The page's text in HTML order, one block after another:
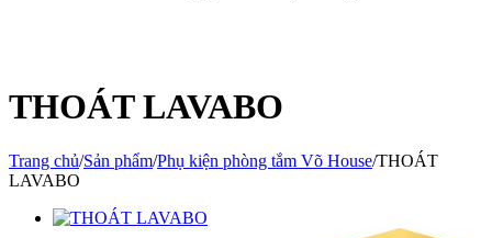
THOÁT LAVABO
Trang chủ/Sản phẩm/Phụ kiện phòng tắm Võ House/THOÁT
LAVABO